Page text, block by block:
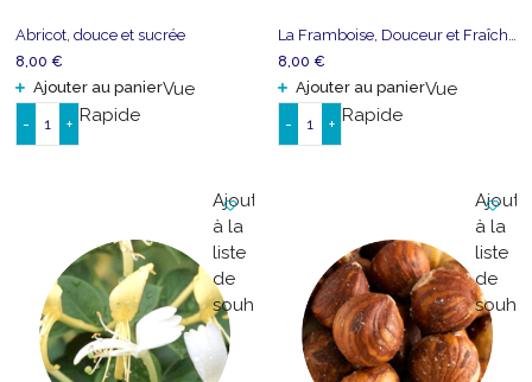
Abricot, douce et sucrée
8,00 €
Ajouter au panierVue
Rapide
-
quantité
sucrée
+
La Framboise, Douceur et Fraîcheur
8,00 €
Ajouter au panierVue
Rapide
-
quantité
Fraîcheur
+
Ajouter
à la
liste
de
souhaits
à la
liste
de